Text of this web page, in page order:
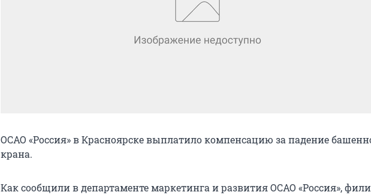
ОСАО «Россия» в Красноярске выплатило компенсацию за падение
крана.
Как сообщили в департаменте маркетинга и развития ОСАО «Россия»,